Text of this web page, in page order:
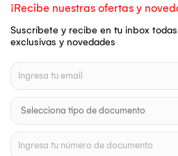
¡Recibe nuestras ofertas y
Suscríbete y recibe en tu inbox
exclusivas y novedades